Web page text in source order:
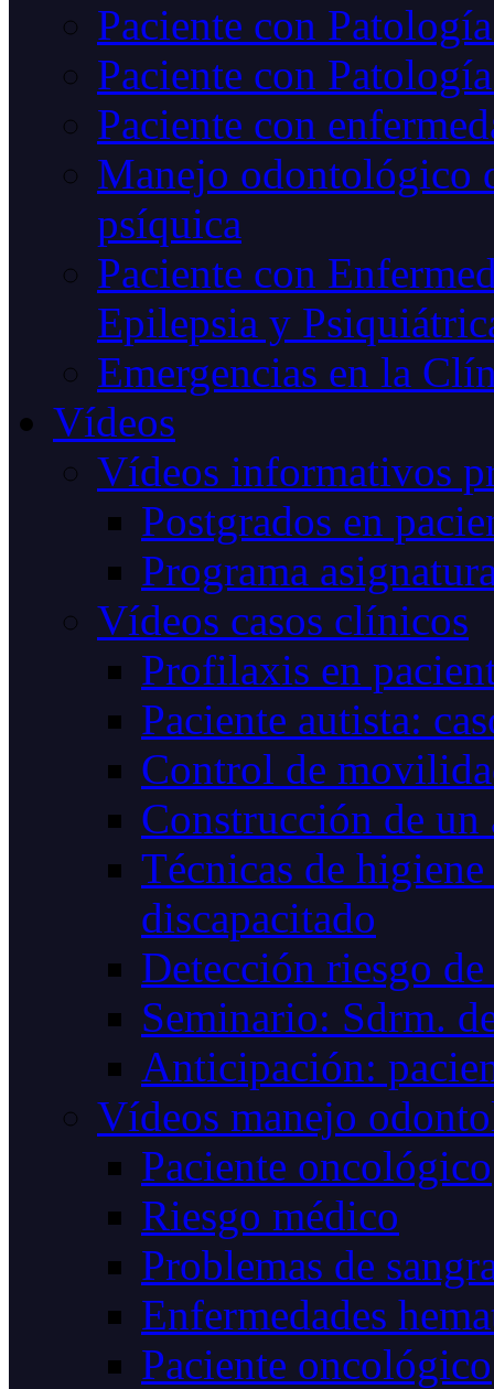
Paciente con
Paciente con
Paciente con
Manejo odontológico
psíquica
Paciente con
Epilepsia y
Emergencias en la
Vídeos
Vídeos informativos
Postgrados en
Programa
Vídeos casos clínicos
Profilaxis en
Paciente autista:
Control de
Construcción de un
Técnicas de
discapacitado
Detección riesgo de
Seminario: Sdrm.
Anticipación:
Vídeos manejo
Paciente oncológico
Riesgo médico
Problemas de
Enfermedades
Paciente oncológico